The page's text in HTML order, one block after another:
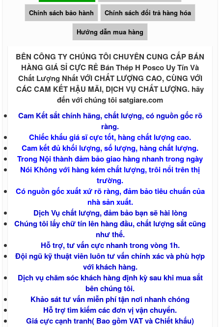
Chính sách bảo hành Chính sách đổi trả hàng hóa
Hướng dẫn mua hàng
BÊN CÔNG TY CHÚNG TÔI CHUYÊN CUNG CẤP BÁN
HÀNG GIÁ SỈ CỰC RẺ Bán Thép H Posco Uy Tín Và
Chất Lượng Nhất VỚI CHẤT LƯỢNG CAO, CÙNG VỚI
CÁC CAM KẾT HẬU MÃI, DỊCH VỤ CHẤT LƯỢNG. hãy
đến với chúng tôi satgiare.com
Cam Kết sắt chính hãng, chất lượng, có nguồn gốc rõ
ràng.
Chiếc khấu giá sĩ cực tốt, hàng chất lượng cao.
Cam kết đủ khối lượng, số lượng, hàng chất lượng.
Trong Nội thành đảm bảo giao hàng nhanh trong ngày
Nói Không với hàng kém chất lượng, trôi nổi trên thị
trường.
Có nguồn gốc xuất xứ rõ ràng, đảm bảo tiêu chuẩn của
nhà sản xuất.
Dịch Vụ chất lượng, đảm bảo bạn sẽ hài lòng
Chúng tôi lấy chữ tín lên hàng đầu, chất lượng sắt cũng
như thế.
Hỗ trợ, tư vấn cực nhanh trong vòng 1h.
Đội ngũ kỹ thuật viên luôn tư vấn chính xác và phù hợp
với khách hàng.
Dịch vụ chăm sóc khách hàng định kỳ sau khi mua sắt
bên chúng tôi.
Khảo sát tư vấn miễn phí tận nơi nhanh chóng
Hỗ trợ tìm kiếm các đơn vị vận chuyển.
Giá cực cạnh tranh( Bao gồm VAT và Chiết khấu)